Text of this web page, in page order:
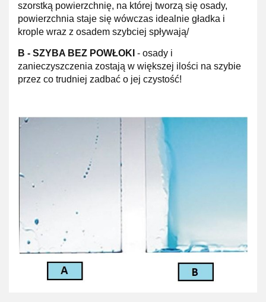
szorstką powierzchnię, na której tworzą się osady,
powierzchnia staje się wówczas idealnie gładka i
krople wraz z osadem szybciej spływają/
B - SZYBA BEZ POWŁOKI - osady i
zanieczyszczenia zostają w większej ilości na szybie
przez co trudniej zadbać o jej czystość!